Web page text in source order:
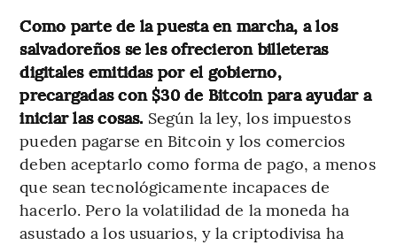
Como parte de la puesta en marcha, a los
salvadoreños se les ofrecieron billeteras
digitales emitidas por el gobierno,
precargadas con $30 de Bitcoin para ayudar a
iniciar las cosas. Según la ley, los impuestos
pueden pagarse en Bitcoin y los comercios
deben aceptarlo como forma de pago, a menos
que sean tecnológicamente incapaces de
hacerlo. Pero la volatilidad de la moneda ha
asustado a los usuarios, y la criptodivisa ha